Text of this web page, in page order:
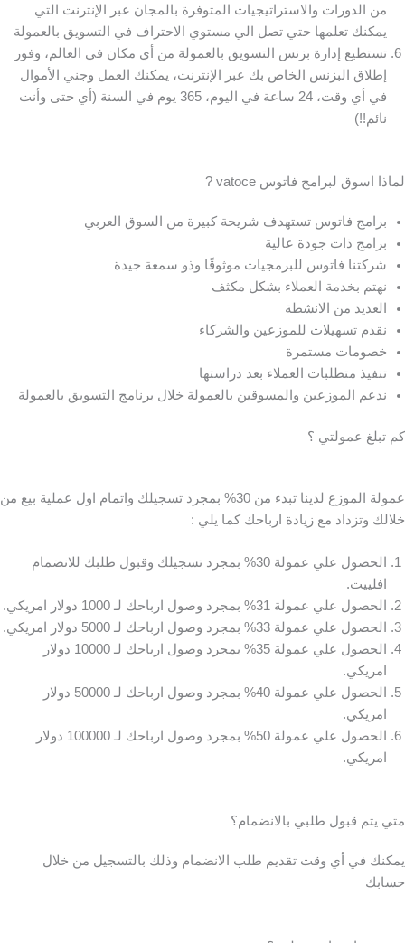
من الدورات والاستراتيجيات المتوفرة بالمجان عبر الإنترنت التي
يمكنك تعلمها حتي تصل الي مستوي الاحتراف في التسويق بالعمولة
تستطيع إدارة بزنس التسويق بالعمولة من أي مكان في العالم، وفور
إطلاق البزنس الخاص بك عبر الإنترنت، يمكنك العمل وجني الأموال
في أي وقت، 24 ساعة في اليوم، 365 يوم في السنة (أي حتى وأنت
نائم!!)
لماذا اسوق لبرامج فاتوس vatoce ?
برامج فاتوس تستهدف شريحة كبيرة من السوق العربي
برامج ذات جودة عالية
شركتنا فاتوس للبرمجيات موثوقًا وذو سمعة جيدة
نهتم بخدمة العملاء بشكل مكثف
العديد من الانشطة
نقدم تسهيلات للموزعين والشركاء
خصومات مستمرة
تنفيذ متطلبات العملاء بعد دراستها
ندعم الموزعين والمسوقين بالعمولة خلال برنامج التسويق بالعمولة
كم تبلغ عمولتي ؟
عمولة الموزع لدينا تبدء من 30% بمجرد تسجيلك واتمام اول عملية بيع من
خلالك وتزداد مع زيادة ارباحك كما يلي :
الحصول علي عمولة 30% بمجرد تسجيلك وقبول طلبك للانضمام
افلييت.
الحصول علي عمولة 31% بمجرد وصول ارباحك لـ 1000 دولار امريكي.
الحصول علي عمولة 33% بمجرد وصول ارباحك لـ 5000 دولار امريكي.
الحصول علي عمولة 35% بمجرد وصول ارباحك لـ 10000 دولار
امريكي.
الحصول علي عمولة 40% بمجرد وصول ارباحك لـ 50000 دولار
امريكي.
الحصول علي عمولة 50% بمجرد وصول ارباحك لـ 100000 دولار
امريكي.
متي يتم قبول طلبي بالانضمام؟
يمكنك في أي وقت تقديم طلب الانضمام وذلك بالتسجيل من خلال
حسابك